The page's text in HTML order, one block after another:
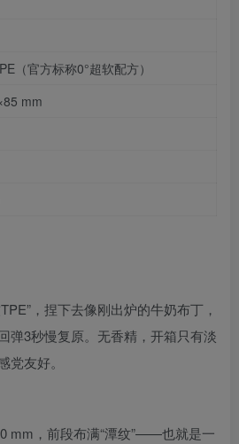
（官方标称0°超软配方）
mm
，捏下去像刚出炉的牛奶布丁，
弹3秒慢复原。无香精，开箱只有淡
党友好。
mm，前段布满“潭纹”——也就是一